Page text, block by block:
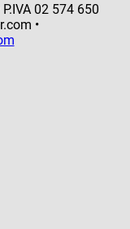
02 574 650
•